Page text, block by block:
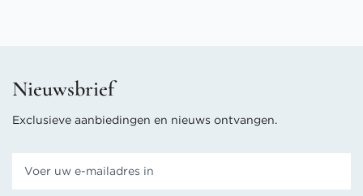
Nieuwsbrief
Exclusieve aanbiedingen en nieuws ontvangen.